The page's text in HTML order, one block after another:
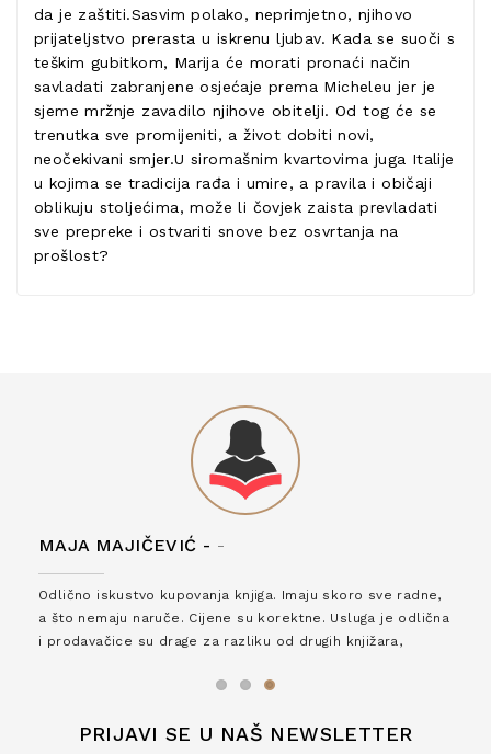
da je zaštiti.Sasvim polako, neprimjetno, njihovo
prijateljstvo prerasta u iskrenu ljubav. Kada se suoči s
teškim gubitkom, Marija će morati pronaći način
savladati zabranjene osjećaje prema Micheleu jer je
sjeme mržnje zavadilo njihove obitelji. Od tog će se
trenutka sve promijeniti, a život dobiti novi,
neočekivani smjer.U siromašnim kvartovima juga Italije
u kojima se tradicija rađa i umire, a pravila i običaji
oblikuju stoljećima, može li čovjek zaista prevladati
sve prepreke i ostvariti snove bez osvrtanja na
prošlost?
MAJA MAJIČEVIĆ - -
Odlično iskustvo kupovanja knjiga. Imaju skoro sve radne,
a što nemaju naruče. Cijene su korektne. Usluga je odlična
i prodavačice su drage za razliku od drugih knjižara,
PRIJAVI SE U NAŠ NEWSLETTER